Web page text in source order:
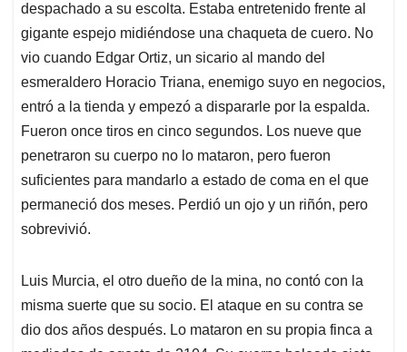
despachado a su escolta. Estaba entretenido frente al
gigante espejo midiéndose una chaqueta de cuero. No
vio cuando Edgar Ortiz, un sicario al mando del
esmeraldero Horacio Triana, enemigo suyo en negocios,
entró a la tienda y empezó a dispararle por la espalda.
Fueron once tiros en cinco segundos. Los nueve que
penetraron su cuerpo no lo mataron, pero fueron
suficientes para mandarlo a estado de coma en el que
permaneció dos meses. Perdió un ojo y un riñón, pero
sobrevivió.
Luis Murcia, el otro dueño de la mina, no contó con la
misma suerte que su socio. El ataque en su contra se
dio dos años después. Lo mataron en su propia finca a